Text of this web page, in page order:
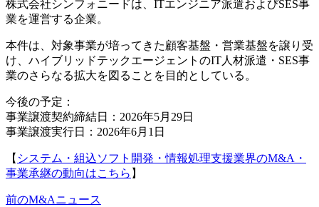
株式会社シンフォニードは、ITエンジニア派遣およびSES事
業を運営する企業。
本件は、対象事業が培ってきた顧客基盤・営業基盤を譲り受
け、ハイブリッドテックエージェントのIT人材派遣・SES事
業のさらなる拡大を図ることを目的としている。
今後の予定：
事業譲渡契約締結日：2026年5月29日
事業譲渡実行日：2026年6月1日
【 システム・組込ソフト開発・情報処理支援業界のM&A・
事業承継の動向はこちら 】
前のM&Aニュース